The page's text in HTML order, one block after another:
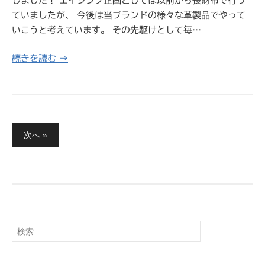
ていましたが、 今後は当ブランドの様々な革製品でやって
いこうと考えています。 その先駆けとして毎…
続きを読む →
り
次へ »
検
索: